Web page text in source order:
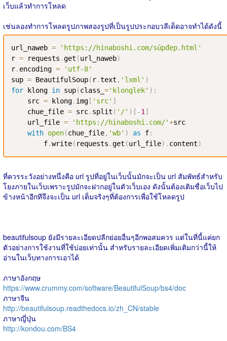
เว็บแล้วทำการโหลด
เช่นลองทำการโหลดรูปภาพสองรูปที่เป็นรูปประกอบวลีเด็ดอาจทำได้ดังนี้
url_naweb =
'https://hinaboshi.com/súpđẹp.html'
r = requests .get (url_naweb)
r. encoding =
'utf-8'
sup = BeautifulSoup( r.text , 'lxml' )
for klong in sup(class_ ='klonglek' ) :
    src
= klong. img [ 'src' ]
    chue_file
= src. split ( '/' ) [ -1 ]
    url_file
= 'https://hinaboshi.com/'+src
with open(chue_file, 'wb' ) as f:
        f
.write( requests .get (url_file) . content)
ที่ควรระวังอย่างหนึ่งคือ url รูปที่อยู่ในเว็บนั้นมักจะเป็น url สัมพัทธ์สำหรับ
โยงภายในเว็บเพราะรูปมักจะฝากอยู่ในตัวเว็บเอง ดังนั้นต้องเติมชื่อเว็บไป
ข้างหน้าอีกทีจึงจะเป็น url เต็มจริงๆที่ต้องการเพื่อใช้โหลดรูป
beautifulsoup ยังมีรายละเอียดปลีกย่อยอื่นๆอีกพอสมควร แต่ในที่นี้แค่ยก
ตัวอย่างการใช้งานที่ใช้บ่อยเท่านั้น สำหรับรายละเอียดเพิ่มเติมกว่านี้ให้
อ่านในเว็บทางการเอาได้
ภาษาอังกฤษ
https://www.crummy.com/software/BeautifulSoup/bs4/doc
ภาษาจีน
http://beautifulsoup.readthedocs.io/zh_CN/stable
ภาษาญี่ปุ่น
http://kondou.com/BS4